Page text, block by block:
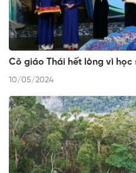
Cô giáo Thái hết lòng vì học
10/05/2024